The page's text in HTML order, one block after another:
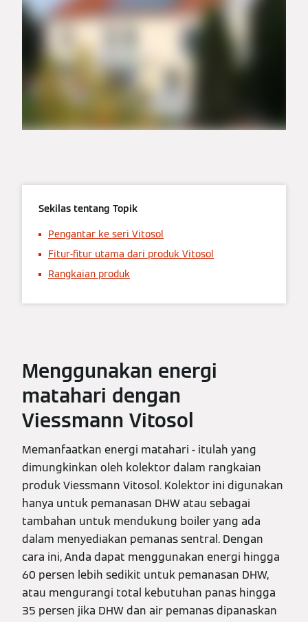
Sekilas tentang Topik
Pengantar ke seri Vitosol
Fitur-fitur utama dari produk Vitosol
Rangkaian produk
Menggunakan energi
matahari dengan
Viessmann Vitosol
Memanfaatkan energi matahari - itulah yang
dimungkinkan oleh kolektor dalam rangkaian
produk Viessmann Vitosol. Kolektor ini digunakan
hanya untuk pemanasan DHW atau sebagai
tambahan untuk mendukung boiler yang ada
dalam menyediakan pemanas sentral. Dengan
cara ini, Anda dapat menggunakan energi hingga
60 persen lebih sedikit untuk pemanasan DHW,
atau mengurangi total kebutuhan panas hingga
35 persen jika DHW dan air pemanas dipanaskan